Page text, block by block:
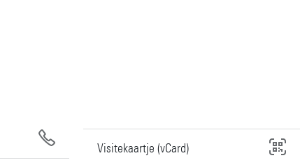
Visitekaartje (vCard)